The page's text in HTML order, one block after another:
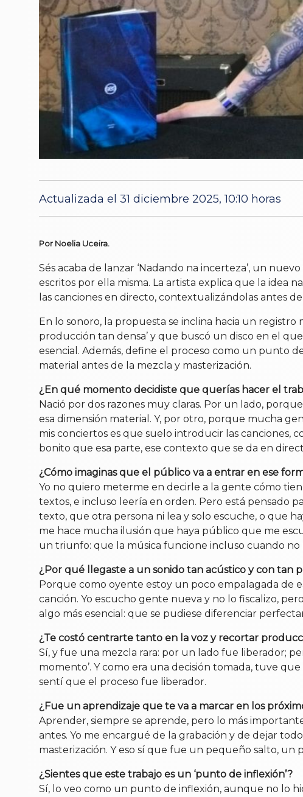
Actualizada el 31 diciembre 2025, 10:10 horas
Por Noelia Uceira.
Sés acaba de lanzar ‘Nadando na incerteza’, un
escritos por ella misma. La artista explica que la idea
las canciones en directo, contextualizándolas antes
En lo sonoro, la propuesta se inclina hacia un registro
producción tan densa’ y que buscó un disco en el
esencial. Además, define el proceso como un punto
material antes de la mezcla y masterización.
¿En qué momento decidiste que querías hacer el
Nació por dos razones muy claras. Por un lado,
esa dimensión material. Y, por otro, porque mucha
mis conciertos es que suelo introducir las canciones,
bonito que esa parte, ese contexto que se da en
¿Cómo imaginas que el público va a entrar en ese
Yo no quiero meterme en decirle a la gente cómo
textos, e incluso leería en orden. Pero está pensado
texto, que otra persona ni lea y solo escuche, o que
me hace mucha ilusión que haya público que me
un triunfo: que la música funcione incluso cuando no
¿Por qué llegaste a un sonido tan acústico y con tan
Porque como oyente estoy un poco empalagada de
canción. Yo escucho gente nueva y no lo fiscalizo,
algo más esencial: que se pudiese diferenciar
¿Te costó centrarte tanto en la voz y recortar
Sí, y fue una mezcla rara: por un lado fue liberador;
momento’. Y como era una decisión tomada, tuve
sentí que el proceso fue liberador.
¿Fue un aprendizaje que te va a marcar en los
Aprender, siempre se aprende, pero lo más
antes. Yo me encargué de la grabación y de dejar
masterización. Y eso sí que fue un pequeño salto,
¿Sientes que este trabajo es un ‘punto de inflexión’?
Sí, lo veo como un punto de inflexión, aunque no lo